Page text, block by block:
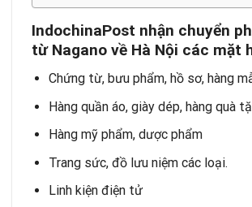
IndochinaPost nhận chuyển
từ Nagano về Hà Nội các mặt
Chứng từ, bưu phẩm, hồ sơ, hàng
Hàng quần áo, giày dép, hàng quà
Hàng mỹ phẩm, dược phẩm
Trang sức, đồ lưu niệm các loại.
Linh kiện điện tử